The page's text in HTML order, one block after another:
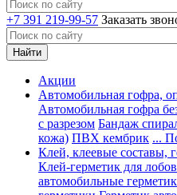
+7 391 219-99-57 Заказать
Акции
Автомобильная гофра,
Автомобильная гофра
с разрезом Бандаж
кожа) ПВХ кембрик ...
Клей, клеевые составы,
Клей-герметик для
автомобильные